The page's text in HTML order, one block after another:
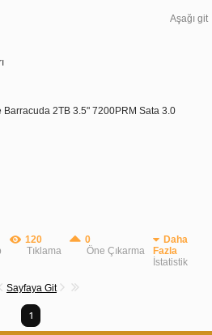
Aşağı git
Barracuda 2TB 3.5" 7200PRM Sata 3.0
120
Tıklama
0
Öne Çıkarma
Daha
Fazla
İstatistik
Sayfaya Git
1